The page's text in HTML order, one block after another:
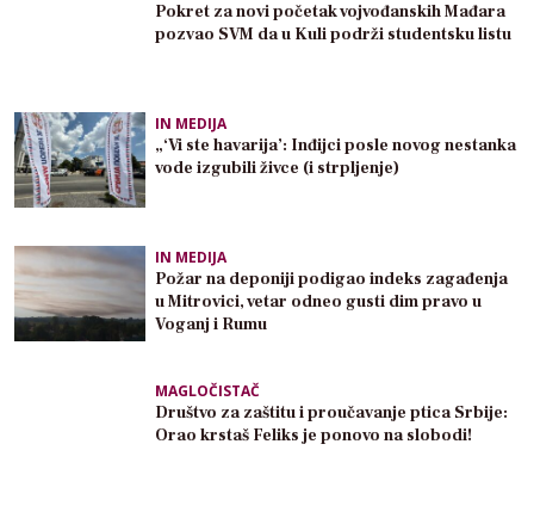
Pokret za novi početak vojvođanskih Mađara
pozvao SVM da u Kuli podrži studentsku listu
IN MEDIJA
„‘Vi ste havarija’: Inđijci posle novog nestanka
vode izgubili živce (i strpljenje)
IN MEDIJA
Požar na deponiji podigao indeks zagađenja
u Mitrovici, vetar odneo gusti dim pravo u
Voganj i Rumu
MAGLOČISTAČ
Društvo za zaštitu i proučavanje ptica Srbije:
Orao krstaš Feliks je ponovo na slobodi!